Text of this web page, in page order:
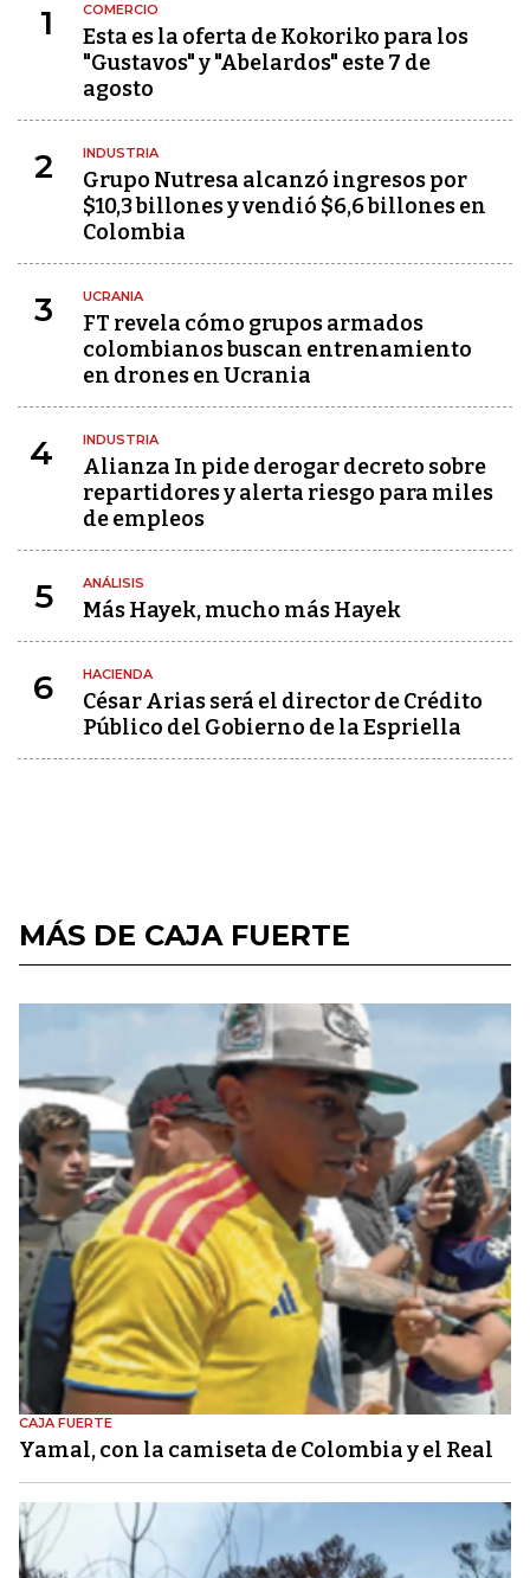
1 COMERCIO
Esta es la oferta de Kokoriko para los
"Gustavos" y "Abelardos" este 7 de
agosto
2 INDUSTRIA
Grupo Nutresa alcanzó ingresos por
$10,3 billones y vendió $6,6 billones en
Colombia
3 UCRANIA
FT revela cómo grupos armados
colombianos buscan entrenamiento
en drones en Ucrania
4 INDUSTRIA
Alianza In pide derogar decreto sobre
repartidores y alerta riesgo para miles
de empleos
5 ANÁLISIS
Más Hayek, mucho más Hayek
6 HACIENDA
César Arias será el director de Crédito
Público del Gobierno de la Espriella
MÁS DE CAJA FUERTE
CAJA FUERTE
Yamal, con la camiseta de Colombia y el Real